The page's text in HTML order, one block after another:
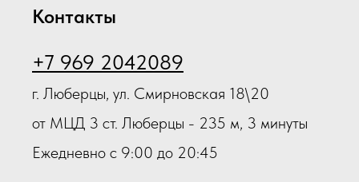
Контакты
+7 969 2042089
г. Люберцы, ул. Смирновская 18\20
от МЦД 3 ст. Люберцы - 235 м, 3 минуты
Ежедневно с 9:00 до 20:45